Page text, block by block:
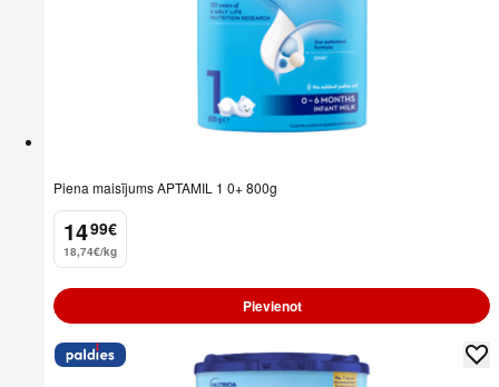
Piena maisījums APTAMIL 1 0+ 800g
14
. 99€
18,74€/kg
Pievienot